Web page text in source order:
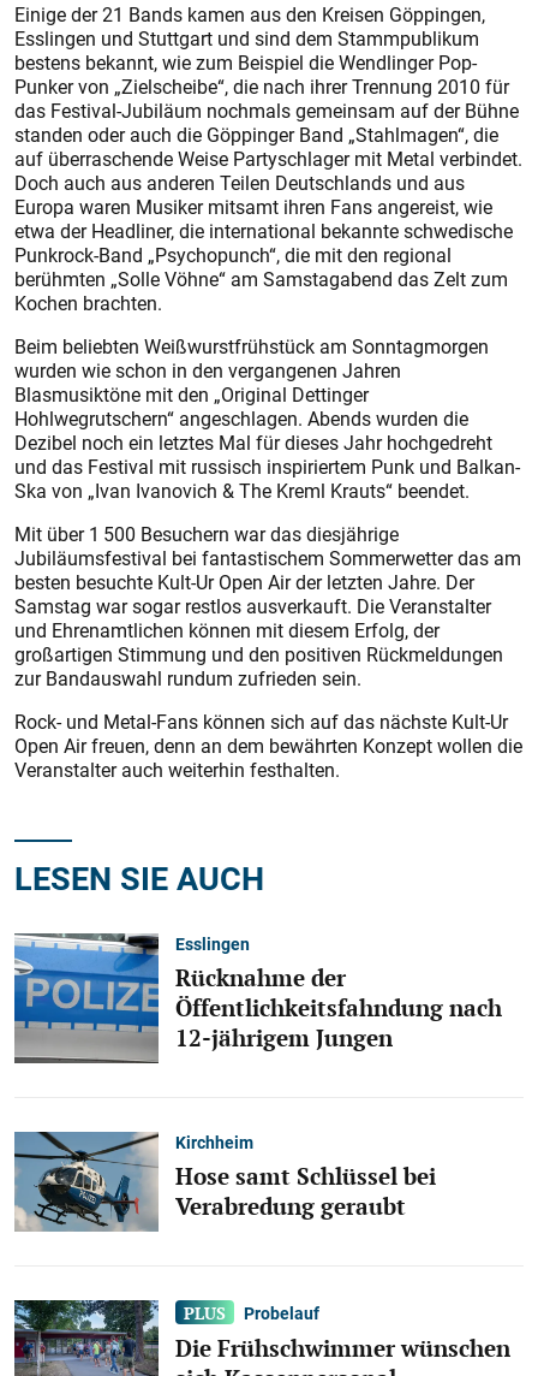
Einige der 21 Bands kamen aus den Kreisen Göppingen,
Esslingen und Stuttgart und sind dem Stammpublikum
bestens bekannt, wie zum Beispiel die Wendlinger Pop-
Punker von „Zielscheibe“, die nach ihrer Trennung 2010 für
das Festival-Jubiläum nochmals gemeinsam auf der Bühne
standen oder auch die Göppinger Band „Stahlmagen“, die
auf überraschende Weise Partyschlager mit Metal verbindet.
Doch auch aus anderen Teilen Deutschlands und aus
Europa waren Musiker mitsamt ihren Fans angereist, wie
etwa der Headliner, die international bekannte schwedische
Punkrock-Band „Psychopunch“, die mit den regional
berühmten „Solle Vöhne“ am Samstagabend das Zelt zum
Kochen brachten.
Beim beliebten Weißwurstfrühstück am Sonntagmorgen
wurden wie schon in den vergangenen Jahren
Blasmusiktöne mit den „Original Dettinger
Hohlwegrutschern“ angeschlagen. Abends wurden die
Dezibel noch ein letztes Mal für dieses Jahr hochgedreht
und das Festival mit russisch inspiriertem Punk und Balkan-
Ska von „Ivan Ivanovich & The Kreml Krauts“ beendet.
Mit über 1 500 Besuchern war das diesjährige
Jubiläumsfestival bei fantastischem Sommerwetter das am
besten besuchte Kult-Ur Open Air der letzten Jahre. Der
Samstag war sogar restlos ausverkauft. Die Veranstalter
und Ehrenamtlichen können mit diesem Erfolg, der
großartigen Stimmung und den positiven Rückmeldungen
zur Bandauswahl rundum zufrieden sein.
Rock- und Metal-Fans können sich auf das nächste Kult-Ur
Open Air freuen, denn an dem bewährten Konzept wollen die
Veranstalter auch weiterhin festhalten.
LESEN SIE AUCH
Esslingen
Rücknahme der
Öffentlichkeitsfahndung nach
12-jährigem Jungen
Kirchheim
Hose samt Schlüssel bei
Verabredung geraubt
Probelauf
Die Frühschwimmer wünschen